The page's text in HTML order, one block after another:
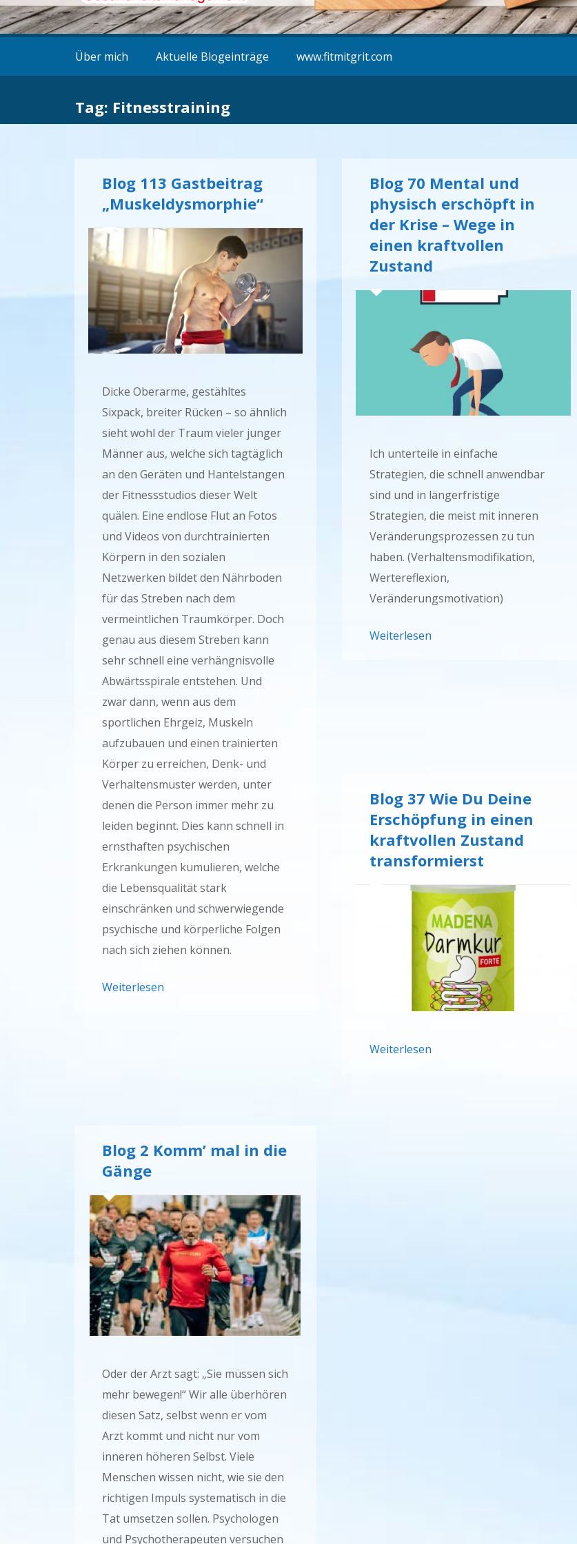
Über mich Aktuelle Blogeinträge www.fitmitgrit.com
Tag: Fitnesstraining
Blog 113 Gastbeitrag
„Muskeldysmorphie“
Dicke Oberarme, gestähltes
Sixpack, breiter Rücken – so ähnlich
sieht wohl der Traum vieler junger
Männer aus, welche sich tagtäglich
an den Geräten und Hantelstangen
der Fitnessstudios dieser Welt
quälen. Eine endlose Flut an Fotos
und Videos von durchtrainierten
Körpern in den sozialen
Netzwerken bildet den Nährboden
für das Streben nach dem
vermeintlichen Traumkörper. Doch
genau aus diesem Streben kann
sehr schnell eine verhängnisvolle
Abwärtsspirale entstehen. Und
zwar dann, wenn aus dem
sportlichen Ehrgeiz, Muskeln
aufzubauen und einen trainierten
Körper zu erreichen, Denk- und
Verhaltensmuster werden, unter
denen die Person immer mehr zu
leiden beginnt. Dies kann schnell in
ernsthaften psychischen
Erkrankungen kumulieren, welche
die Lebensqualität stark
einschränken und schwerwiegende
psychische und körperliche Folgen
nach sich ziehen können.
Weiterlesen
Blog 70 Mental und
physisch erschöpft in
der Krise – Wege in
einen kraftvollen
Zustand
Ich unterteile in einfache
Strategien, die schnell anwendbar
sind und in längerfristige
Strategien, die meist mit inneren
Veränderungsprozessen zu tun
haben. (Verhaltensmodifikation,
Wertereflexion,
Veränderungsmotivation)
Weiterlesen
Blog 37 Wie Du Deine
Erschöpfung in einen
kraftvollen Zustand
transformierst
Weiterlesen
Blog 2 Komm’ mal in die
Gänge
Oder der Arzt sagt: „Sie müssen sich
mehr bewegen!“ Wir alle überhören
diesen Satz, selbst wenn er vom
Arzt kommt und nicht nur vom
inneren höheren Selbst. Viele
Menschen wissen nicht, wie sie den
richtigen Impuls systematisch in die
Tat umsetzen sollen. Psychologen
und Psychotherapeuten versuchen